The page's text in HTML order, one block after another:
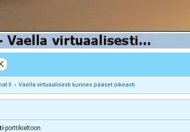
II Vaella virtuaalisesti kunnes pääset oikeasti
porttikieltoon.